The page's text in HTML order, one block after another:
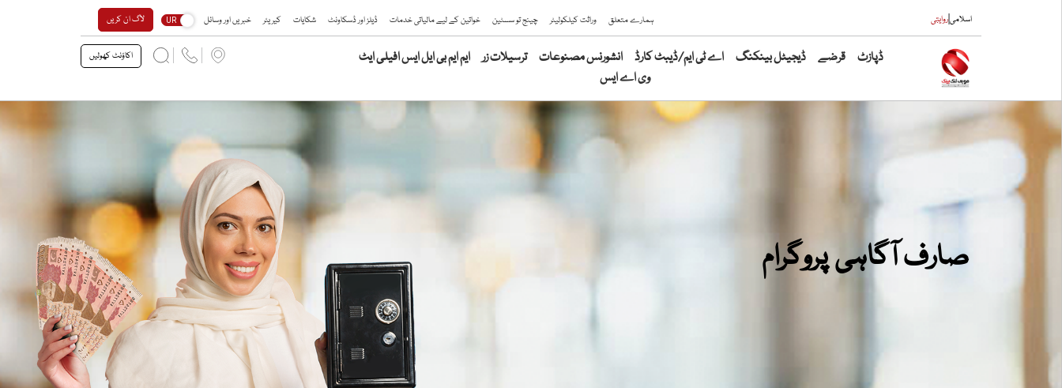
اسلامیروایتی ہمارے متعلق وراثت کیلکولیٹر چینج تو سسٹین خواتین کے لیے مالیاتی خدمات ڈیلز اور ڈسکاونٹ شکایات کیریئر خبریں اور وسائل UR لاگ ان کریں
ڈپازٹ قرضے ڈیجیٹل بینکنگ اے ٹی ایم/ڈیبٹ کارڈ انشورنس مصنوعات ترسیلات زر ایم ایم بی ایل ایس افیلی ایٹ
وی اے ایس
اکاؤنٹ کھولیں
صارف آگاہی پروگرام